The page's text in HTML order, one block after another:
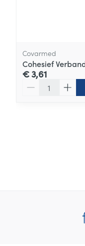
Covarmed
Cohesief
€ 3,61